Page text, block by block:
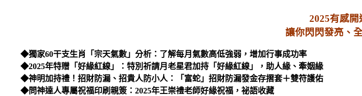
2025有感開
讓你閃閃發亮、
◆獨家60干支生肖「宗天氣數」分析：了解每月氣數高低強弱，增加行事成功率
◆2025年特贈「好緣紅線」：特別祈請月老星君加持「好緣紅線」，助人緣、牽姻緣
◆神明加持禮！招財防漏、招貴人防小人：「富蛇」招財防漏發金存摺套＋雙符護佑
◆問神達人專屬祝福印刷親簽：2025年王崇禮老師好緣祝福，祕語收藏